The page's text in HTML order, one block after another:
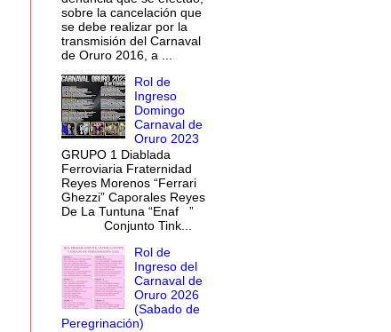
sobre la cancelación que
se debe realizar por la
transmisión del Carnaval
de Oruro 2016, a ...
Rol de
Ingreso
Domingo
Carnaval de
Oruro 2023
GRUPO 1 Diablada
Ferroviaria Fraternidad
Reyes Morenos “Ferrari
Ghezzi” Caporales Reyes
De La Tuntuna “Enaf ”
Conjunto Tink...
Rol de
Ingreso del
Carnaval de
Oruro 2026
(Sabado de
Peregrinación)